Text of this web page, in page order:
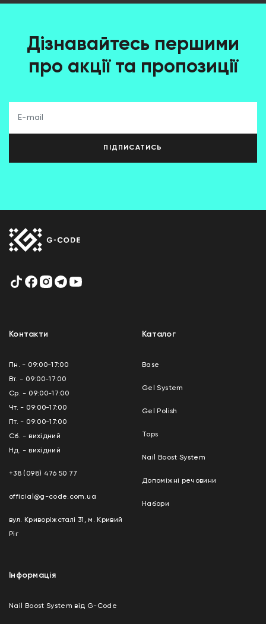
Дізнавайтесь першими
про акції та пропозиції
ПІДПИСАТИСЬ
Контакти
Пн. - 09:00-17:00
Вт. - 09:00-17:00
Ср. - 09:00-17:00
Чт. - 09:00-17:00
Пт. - 09:00-17:00
Сб. - вихідний
Нд. - вихідний
+38 (098) 476 50 77
official@g-code.com.ua
вул. Криворіжсталі 31, м. Кривий
Ріг
Каталог
Base
Gel System
Gel Polish
Tops
Nail Boost System
Допоміжні речовини
Набори
Інформація
Nail Boost System від G-Code